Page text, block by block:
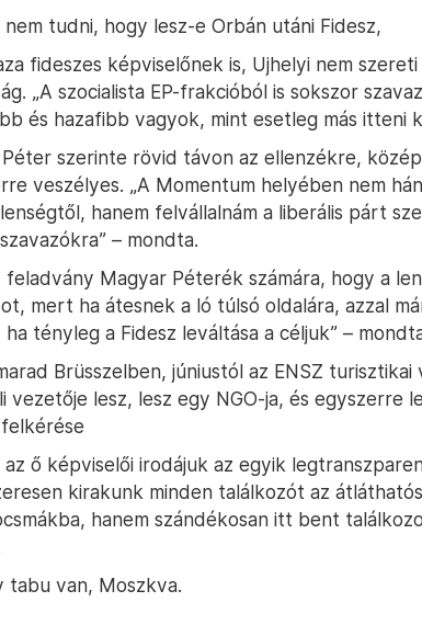
tudni, hogy lesz-e Orbán utáni Fidesz,
fideszes képviselőnek is, Ujhelyi nem
„A szocialista EP-frakcióból is sokszor
és hazafibb vagyok, mint esetleg más itteni
szerinte rövid távon az ellenzékre,
veszélyes. „A Momentum helyében nem
hanem felvállalnám a liberális párt
– mondta.
feladvány Magyar Péterék számára, hogy a
mert ha átesnek a ló túlsó oldalára, azzal
tényleg a Fidesz leváltása a céljuk” –
Brüsszelben, júniustól az ENSZ
vezetője lesz, lesz egy NGO-ja, és egyszerre
ő képviselői irodájuk az egyik
kirakunk minden találkozót az
hanem szándékosan itt bent
tabu van, Moszkva.